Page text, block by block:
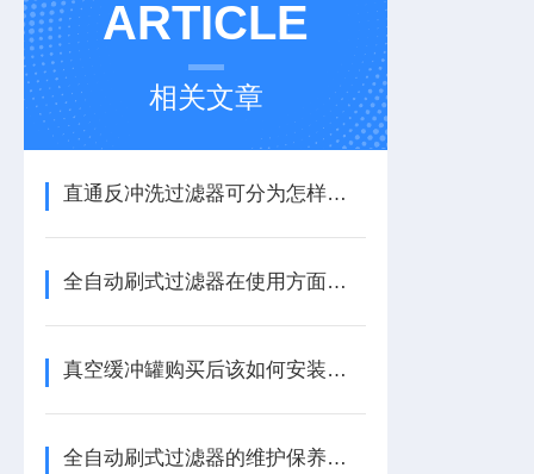
ARTICLE
相关文章
直通反冲洗过滤器可分为怎样的类型呢？
全自动刷式过滤器在使用方面的小建议
真空缓冲罐购买后该如何安装放置？
全自动刷式过滤器的维护保养指南